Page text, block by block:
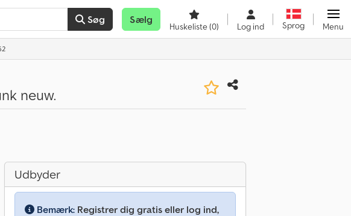
Søg Sælg
Huskeliste(0) Log ind Sprog Menu
neuw.
Udbyder
Bemærk: Registrer dig gratis eller log ind,